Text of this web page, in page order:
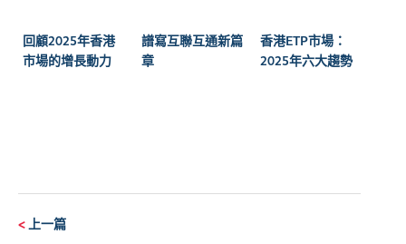
回顧2025年香港
市場的增長動力
譜寫互聯互通新篇
章
香港ETP市場：
2025年六大趨勢
<上一篇